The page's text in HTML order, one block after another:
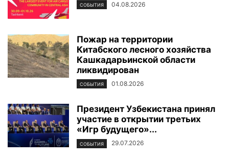
СОБЫТИЯ 04.08.2026
Пожар на территории
Китабского лесного хозяйства
Кашкадарьинской области
ликвидирован
СОБЫТИЯ 01.08.2026
Президент Узбекистана принял
участие в открытии третьих
«Игр будущего»...
СОБЫТИЯ 29.07.2026